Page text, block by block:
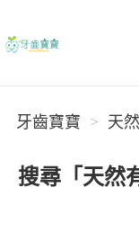
牙齒寶寶
牙齒寶寶 天
搜尋「天然